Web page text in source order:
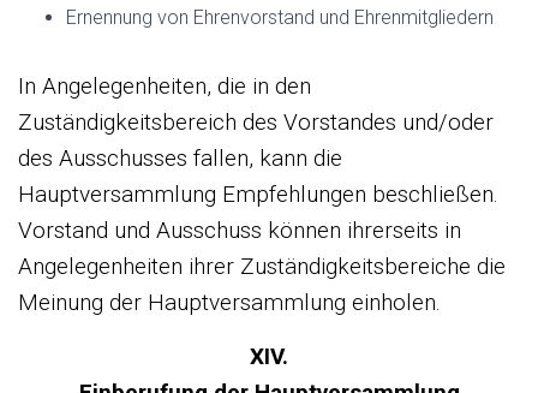
Ernennung von Ehrenvorstand und Ehrenmitgliedern
In Angelegenheiten, die in den
Zuständigkeitsbereich des Vorstandes und/oder
des Ausschusses fallen, kann die
Hauptversammlung Empfehlungen beschließen.
Vorstand und Ausschuss können ihrerseits in
Angelegenheiten ihrer Zuständigkeitsbereiche die
Meinung der Hauptversammlung einholen.
XIV.